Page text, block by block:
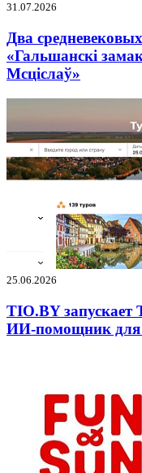
31.07.2026
Два
«Гальшанскі
Мсціслаў»
25.06.2026
TIO.BY запускает
ИИ-помощник для